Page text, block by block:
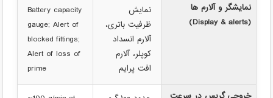
نمایشگر و آلارم ها
(Display & alerts)
نمایش
ظرفیت باتری،
آلارم انسداد
کوپلر، آلارم
افت پرایم
Battery capacity
gauge; Alert of
blocked fittings;
Alert of loss of
prime